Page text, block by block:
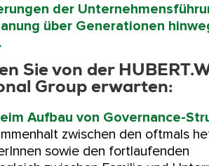
der
über Generationen
Sie von der
Group erwarten:
Aufbau von Governance-
zwischen den oftmals
sowie den fortlaufenden